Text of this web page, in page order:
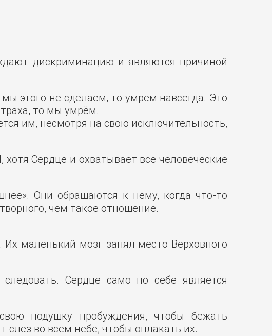
дискриминацию и являются причиной
этого не сделаем, то умрём навсегда. Это
то мы умрём.
им, несмотря на свою исключительность,
Сердце и охватывает все человеческие
Они обращаются к нему, когда что-то
чем такое отношение.
маленький мозг занял место Верховного
Сердце само по себе является
подушку пробуждения, чтобы бежать
во всем небе, чтобы оплакать их.